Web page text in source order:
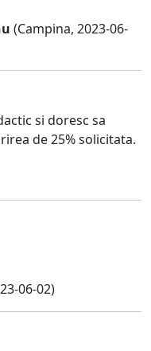
(Campina, 2023-06-
si doresc sa
de 25% solicitata.
06-02)